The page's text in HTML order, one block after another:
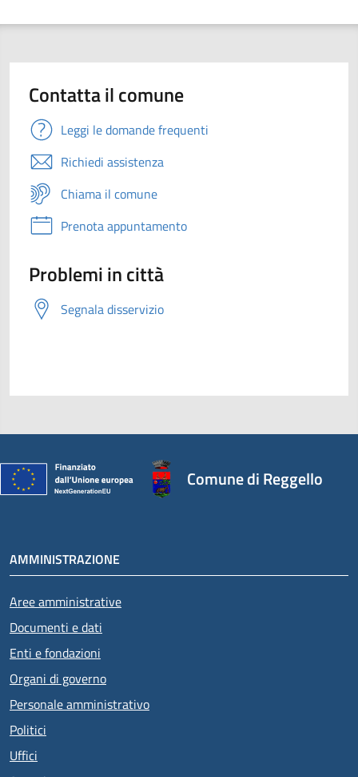
Contatta il comune
Leggi le domande frequenti
Richiedi assistenza
Chiama il comune
Prenota appuntamento
Problemi in città
Segnala disservizio
Comune di Reggello
AMMINISTRAZIONE
Aree amministrative
Documenti e dati
Enti e fondazioni
Organi di governo
Personale amministrativo
Politici
Uffici